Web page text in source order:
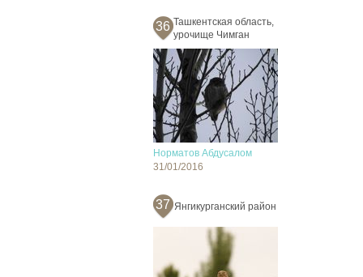
36 Ташкентская область,
урочище Чимган
Норматов Абдусалом
31/01/2016
37 Янгикурганский район